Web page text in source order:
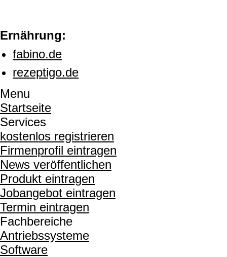
Ernährung:
fabino.de
rezeptigo.de
Menu
Startseite
Services
kostenlos registrieren
Firmenprofil eintragen
News veröffentlichen
Produkt eintragen
Jobangebot eintragen
Termin eintragen
Fachbereiche
Antriebssysteme
Software